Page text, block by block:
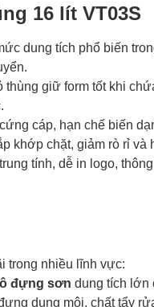
16 lít VT03S
dung tích phổ biến
thùng giữ form tốt khi
cáp, hạn chế biến
khớp chặt, giảm rò rỉ và
tính, dễ in logo,
trong nhiều lĩnh vực:
đựng sơn dung tích lớn
dung môi, chất tẩy